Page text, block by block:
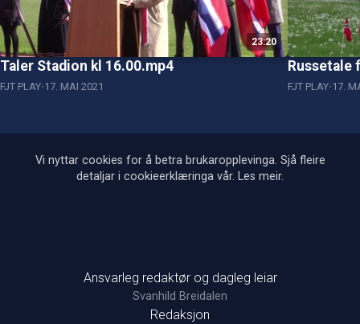
23:20
Taler Stadion kl 16.00.mp4
FJT PLAY 17. MAI 2021
Russetale
FJT PLAY 17.
Vi nyttar cookies for å betra brukaropplevinga. Sjå fleire
detaljar i cookieerklæringa vår. Les meir.
Ansvarleg redaktør og dagleg leiar
Svanhild Breidalen
Redaksjon